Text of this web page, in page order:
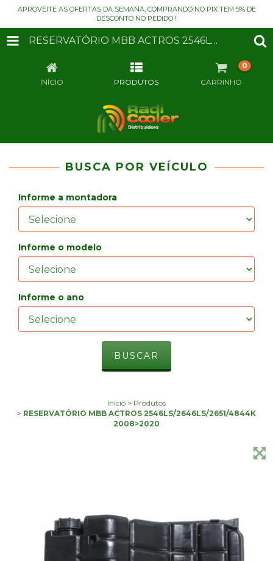
APROVEITE AS OFERTAS DA SEMANA, COMPRANDO NO PIX TEM 5% DE
DESCONTO NO PEDIDO !
RESERVATÓRIO MBB ACTROS 2546LS/2646LS/2651/4844K 2008>2020
INÍCIO PRODUTOS CARRINHO
0
BUSCA POR VEÍCULO
Informe a montadora
Informe o modelo
Informe o ano
Início > Produtos
> RESERVATÓRIO MBB ACTROS 2546LS/2646LS/2651/4844K
2008>2020